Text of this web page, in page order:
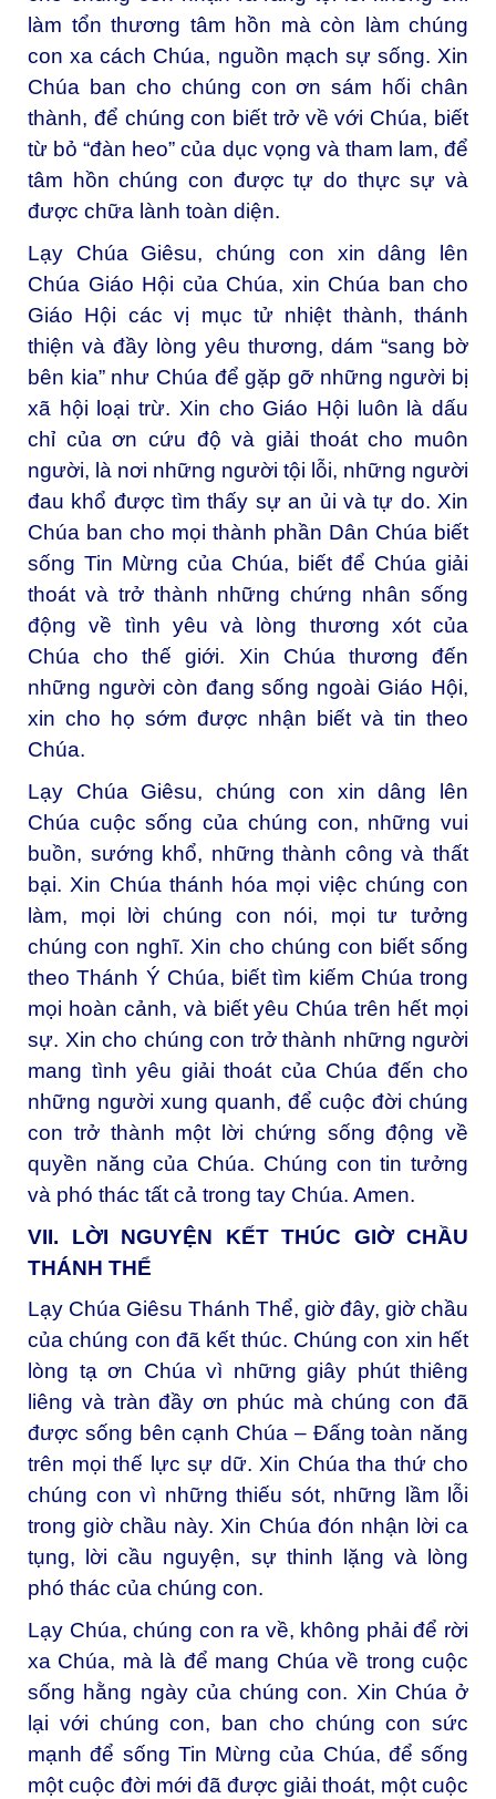
làm tổn thương tâm hồn mà còn làm chúng
con xa cách Chúa, nguồn mạch sự sống. Xin
Chúa ban cho chúng con ơn sám hối chân
thành, để chúng con biết trở về với Chúa, biết
từ bỏ “đàn heo” của dục vọng và tham lam, để
tâm hồn chúng con được tự do thực sự và
được chữa lành toàn diện.
Lạy Chúa Giêsu, chúng con xin dâng lên
Chúa Giáo Hội của Chúa, xin Chúa ban cho
Giáo Hội các vị mục tử nhiệt thành, thánh
thiện và đầy lòng yêu thương, dám “sang bờ
bên kia” như Chúa để gặp gỡ những người bị
xã hội loại trừ. Xin cho Giáo Hội luôn là dấu
chỉ của ơn cứu độ và giải thoát cho muôn
người, là nơi những người tội lỗi, những người
đau khổ được tìm thấy sự an ủi và tự do. Xin
Chúa ban cho mọi thành phần Dân Chúa biết
sống Tin Mừng của Chúa, biết để Chúa giải
thoát và trở thành những chứng nhân sống
động về tình yêu và lòng thương xót của
Chúa cho thế giới. Xin Chúa thương đến
những người còn đang sống ngoài Giáo Hội,
xin cho họ sớm được nhận biết và tin theo
Chúa.
Lạy Chúa Giêsu, chúng con xin dâng lên
Chúa cuộc sống của chúng con, những vui
buồn, sướng khổ, những thành công và thất
bại. Xin Chúa thánh hóa mọi việc chúng con
làm, mọi lời chúng con nói, mọi tư tưởng
chúng con nghĩ. Xin cho chúng con biết sống
theo Thánh Ý Chúa, biết tìm kiếm Chúa trong
mọi hoàn cảnh, và biết yêu Chúa trên hết mọi
sự. Xin cho chúng con trở thành những người
mang tình yêu giải thoát của Chúa đến cho
những người xung quanh, để cuộc đời chúng
con trở thành một lời chứng sống động về
quyền năng của Chúa. Chúng con tin tưởng
và phó thác tất cả trong tay Chúa. Amen.
VII. LỜI NGUYỆN KẾT THÚC GIỜ CHẦU
THÁNH THỂ
Lạy Chúa Giêsu Thánh Thể, giờ đây, giờ chầu
của chúng con đã kết thúc. Chúng con xin hết
lòng tạ ơn Chúa vì những giây phút thiêng
liêng và tràn đầy ơn phúc mà chúng con đã
được sống bên cạnh Chúa – Đấng toàn năng
trên mọi thế lực sự dữ. Xin Chúa tha thứ cho
chúng con vì những thiếu sót, những lầm lỗi
trong giờ chầu này. Xin Chúa đón nhận lời ca
tụng, lời cầu nguyện, sự thinh lặng và lòng
phó thác của chúng con.
Lạy Chúa, chúng con ra về, không phải để rời
xa Chúa, mà là để mang Chúa về trong cuộc
sống hằng ngày của chúng con. Xin Chúa ở
lại với chúng con, ban cho chúng con sức
mạnh để sống Tin Mừng của Chúa, để sống
một cuộc đời mới đã được giải thoát, một cuộc